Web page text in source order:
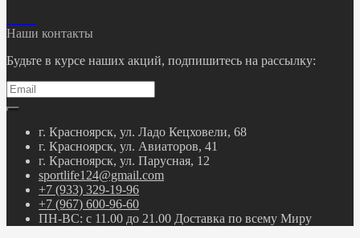
Наши контакты
Будьте в курсе наших акций, подпишитесь на рассылку:
г. Красноярск, ул. Ладо Кецховели, 68
г. Красноярск, ул. Авиаторов, 41
г. Красноярск, ул. Парусная, 12
sportlife124@gmail.com
+7 (933) 329-19-96
+7 (967) 600-96-60
ПН-ВС: с 11.00 до 21.00 Доставка по всему Миру